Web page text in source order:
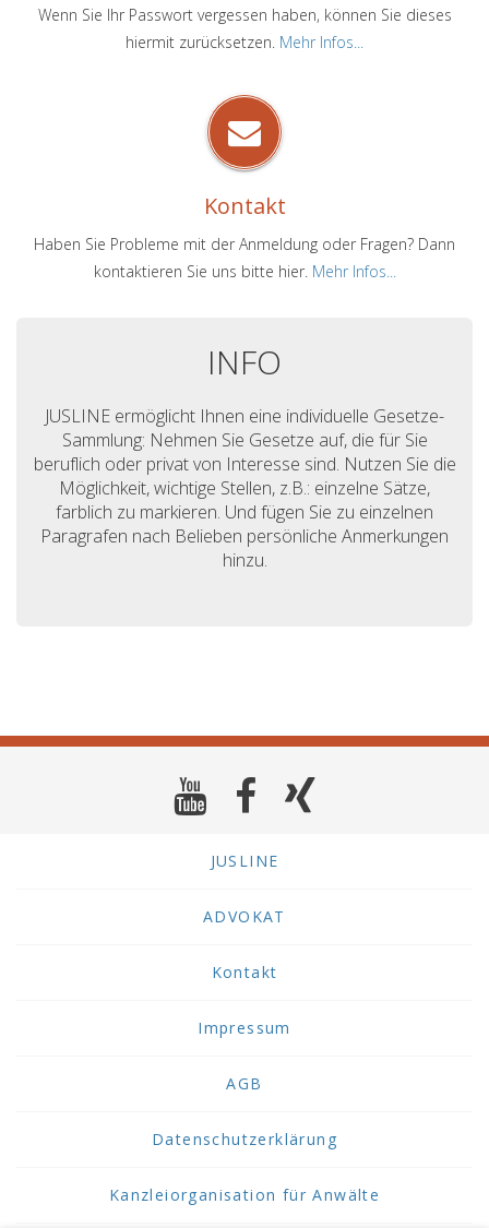
Wenn Sie Ihr Passwort vergessen haben, können Sie dieses
hiermit zurücksetzen. Mehr Infos...
Kontakt
Haben Sie Probleme mit der Anmeldung oder Fragen? Dann
kontaktieren Sie uns bitte hier. Mehr Infos...
INFO
JUSLINE ermöglicht Ihnen eine individuelle Gesetze-
Sammlung: Nehmen Sie Gesetze auf, die für Sie
beruflich oder privat von Interesse sind. Nutzen Sie die
Möglichkeit, wichtige Stellen, z.B.: einzelne Sätze,
farblich zu markieren. Und fügen Sie zu einzelnen
Paragrafen nach Belieben persönliche Anmerkungen
hinzu.
JUSLINE
ADVOKAT
Kontakt
Impressum
AGB
Datenschutzerklärung
Kanzleiorganisation für Anwälte